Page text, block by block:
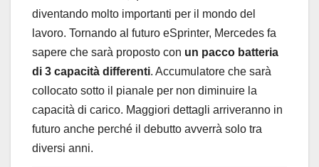
diventando molto importanti per il mondo del
lavoro. Tornando al futuro eSprinter, Mercedes fa
sapere che sarà proposto con un pacco batteria
di 3 capacità differenti. Accumulatore che sarà
collocato sotto il pianale per non diminuire la
capacità di carico. Maggiori dettagli arriveranno in
futuro anche perché il debutto avverrà solo tra
diversi anni.